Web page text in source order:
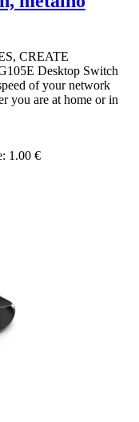
CREATE
Desktop Switch
of your network
you are at home or in
1.00 €